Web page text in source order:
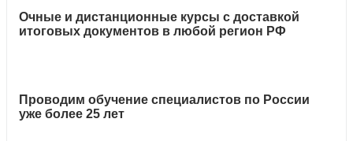
Очные и дистанционные курсы с доставкой
итоговых документов в любой регион РФ
Проводим обучение специалистов по России
уже более 25 лет